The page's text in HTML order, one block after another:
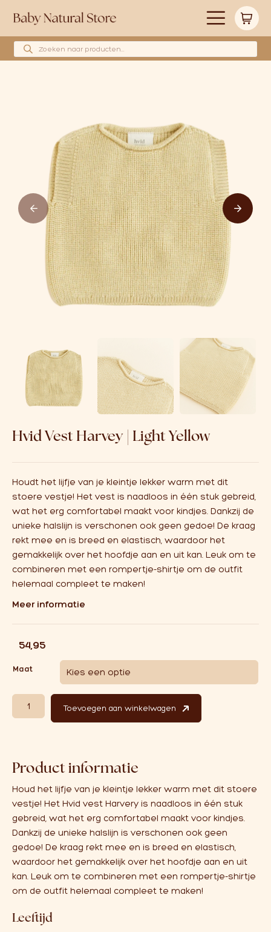
Producten zoeken
Babyshower cadeau’s
Wollen hoeslakens
Cadeaubonnen
Huidverzorging
Over ons
Hvid Vest Harvey | Light Yellow
Houdt het lijfje van je kleintje lekker warm met dit
stoere vestje! Het vest is naadloos in één stuk gebreid,
wat het erg comfortabel maakt voor kindjes. Dankzij de
unieke halslijn is verschonen ook geen gedoe! De kraag
rekt mee en is breed en elastisch, waardoor het
gemakkelijk over het hoofdje aan en uit kan. Leuk om te
combineren met een rompertje-shirtje om de outfit
helemaal compleet te maken!
Meer informatie
54,95
Maat
Hvid Vest Harvey | Light Yellow aantal
Toevoegen aan winkelwagen
Product informatie
Houd het lijfje van je kleintje lekker warm met dit stoere
vestje! Het Hvid vest Harvery is naadloos in één stuk
gebreid, wat het erg comfortabel maakt voor kindjes.
Dankzij de unieke halslijn is verschonen ook geen
gedoe! De kraag rekt mee en is breed en elastisch,
waardoor het gemakkelijk over het hoofdje aan en uit
kan. Leuk om te combineren met een rompertje-shirtje
om de outfit helemaal compleet te maken!
Leeftijd